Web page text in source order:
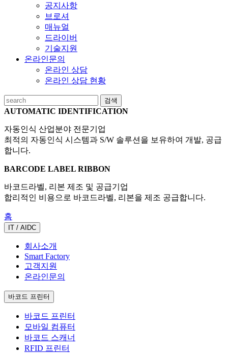
공지사항
브로셔
매뉴얼
드라이버
기술지원
온라인문의
온라인 상담
온라인 상담 현황
검색
AUTOMATIC IDENTIFICATION
자동인식 산업분야 전문기업
최적의 자동인식 시스템과 S/W 솔루션을 보유하여 개발, 공급
합니다.
BARCODE LABEL RIBBON
바코드라벨, 리본 제조 및 공급기업
합리적인 비용으로 바코드라벨, 리본을 제조 공급합니다.
홈
IT / AIDC
회사소개
Smart Factory
고객지원
온라인문의
바코드 프린터
바코드 프린터
모바일 컴퓨터
바코드 스캐너
RFID 프린터